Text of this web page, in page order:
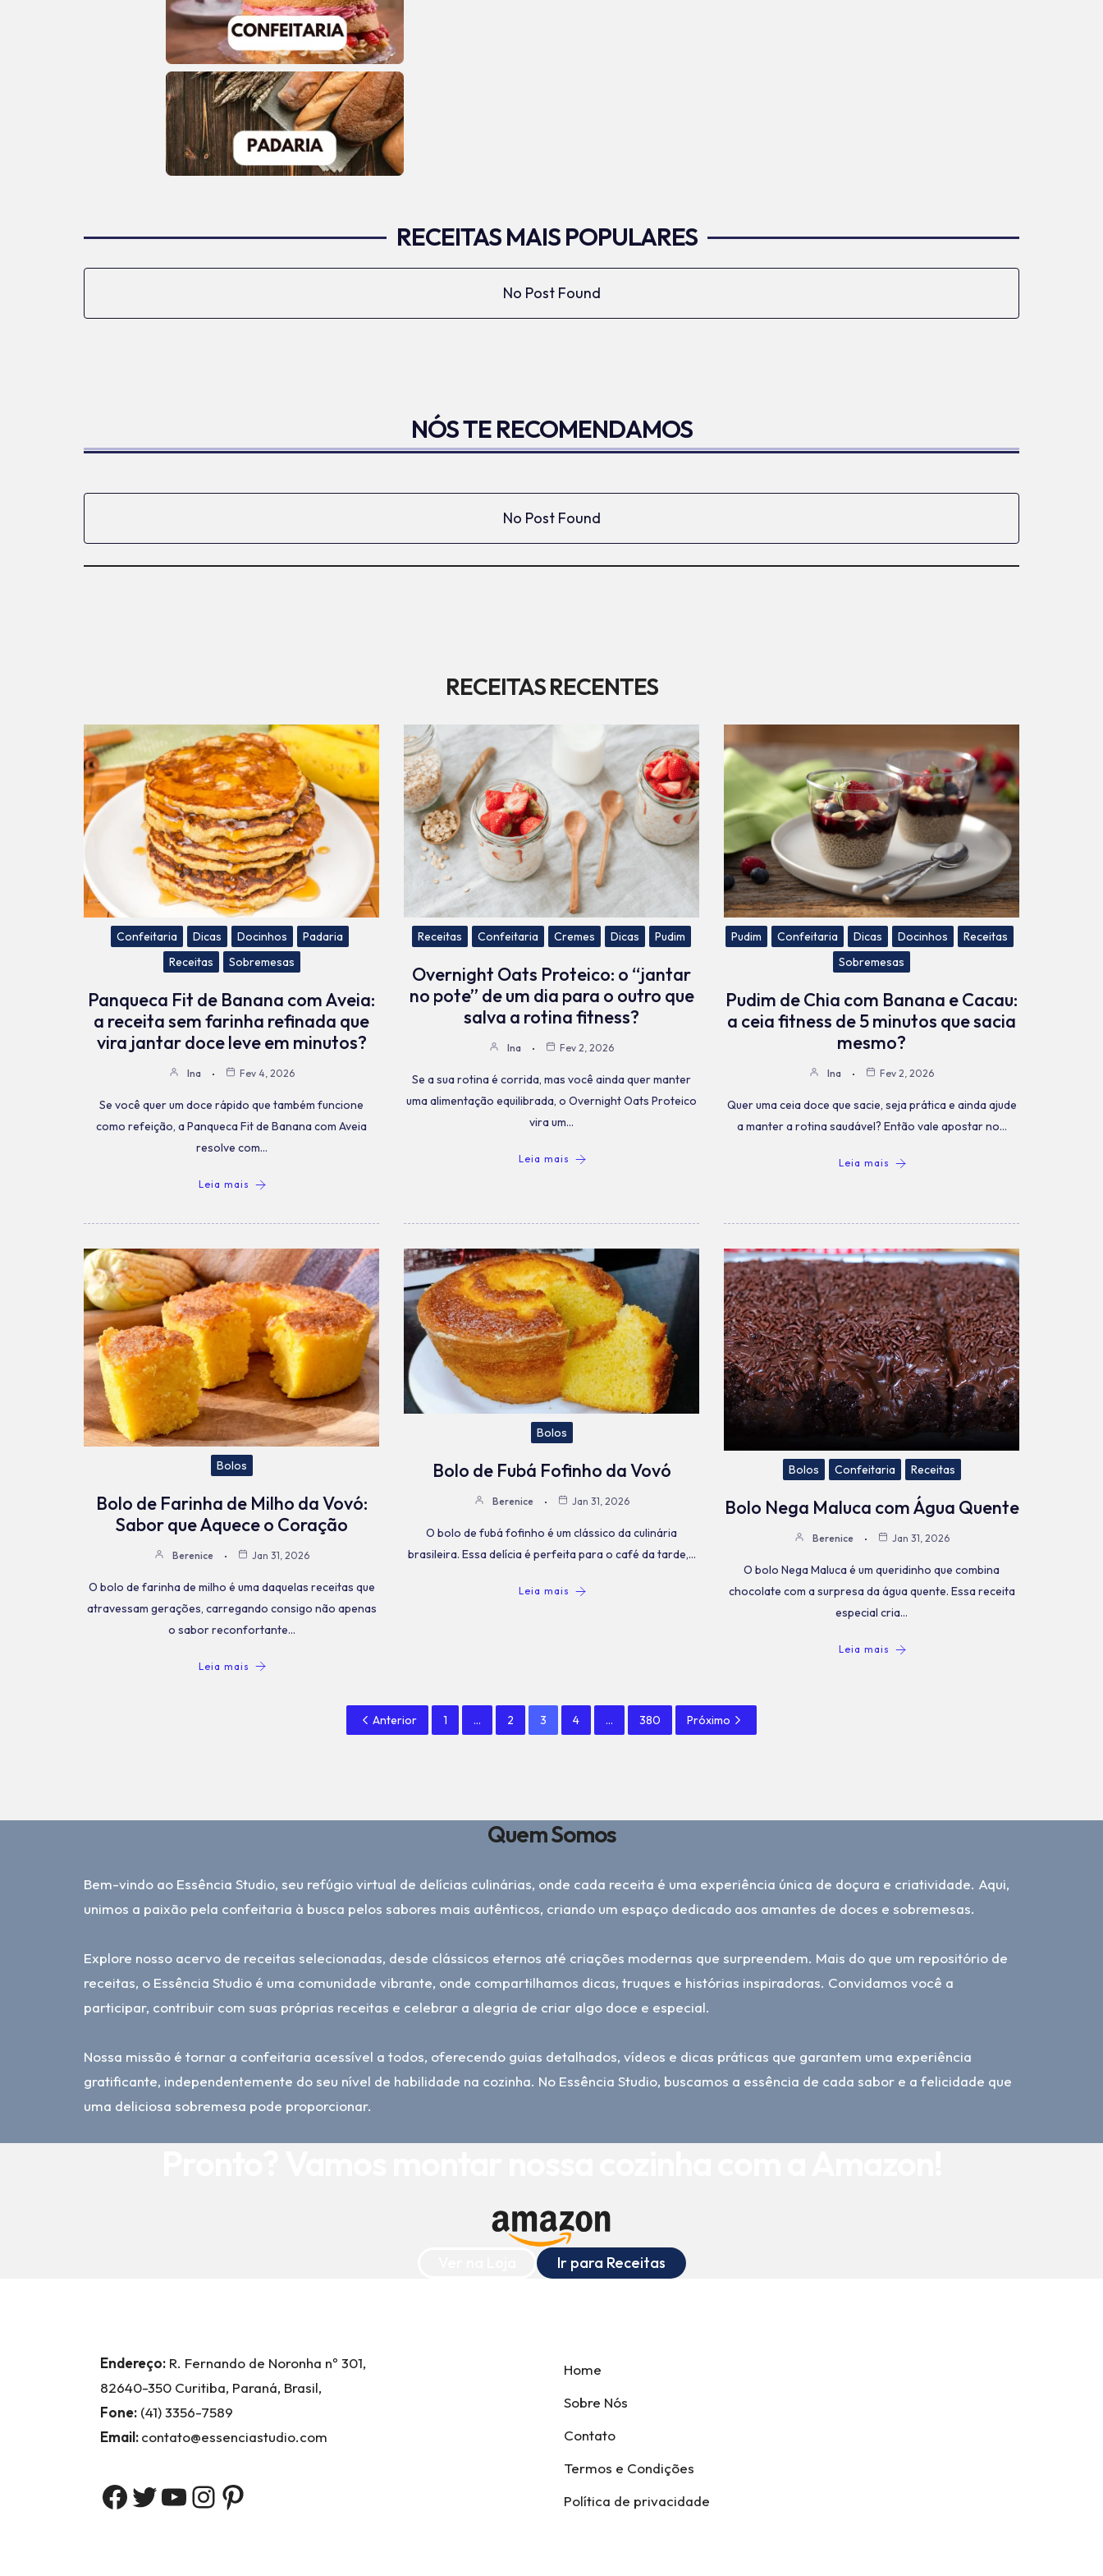
RECEITAS MAIS POPULARES
No Post Found
NÓS TE RECOMENDAMOS
No Post Found
RECEITAS RECENTES
Confeitaria Dicas Docinhos
Padaria
Receitas
Sobremesas
Panqueca Fit de Banana com Aveia:
a receita sem farinha refinada que
vira jantar doce leve em minutos?
Ina Fev 4, 2026
Se você quer um doce rápido que também funcione
como refeição, a Panqueca Fit de Banana com Aveia
resolve com…
Leia mais
Receitas Confeitaria Cremes Dicas Pudim
Overnight Oats Proteico: o “jantar
no pote” de um dia para o outro que
salva a rotina fitness?
Ina Fev 2, 2026
Se a sua rotina é corrida, mas você ainda quer manter
uma alimentação equilibrada, o Overnight Oats Proteico
vira um…
Leia mais
Pudim Confeitaria Dicas Docinhos
Receitas
Sobremesas
Pudim de Chia com Banana e Cacau:
a ceia fitness de 5 minutos que sacia
mesmo?
Ina Fev 2, 2026
Quer uma ceia doce que sacie, seja prática e ainda ajude
a manter a rotina saudável? Então vale apostar no…
Leia mais
Bolos
Bolo de Farinha de Milho da Vovó:
Sabor que Aquece o Coração
Berenice Jan 31, 2026
O bolo de farinha de milho é uma daquelas receitas que
atravessam gerações, carregando consigo não apenas
o sabor reconfortante…
Leia mais
Bolos
Bolo de Fubá Fofinho da Vovó
Berenice Jan 31, 2026
O bolo de fubá fofinho é um clássico da culinária
brasileira. Essa delícia é perfeita para o café da tarde,…
Leia mais
Bolos Confeitaria Receitas
Bolo Nega Maluca com Água Quente
Berenice Jan 31, 2026
O bolo Nega Maluca é um queridinho que combina
chocolate com a surpresa da água quente. Essa receita
especial cria…
Leia mais
Anterior 1 … 2 3 4 … 380 Próximo
Quem Somos
Bem-vindo ao Essência Studio, seu refúgio virtual de delícias culinárias, onde cada receita é uma experiência única de doçura e criatividade. Aqui,
unimos a paixão pela confeitaria à busca pelos sabores mais autênticos, criando um espaço dedicado aos amantes de doces e sobremesas.
Explore nosso acervo de receitas selecionadas, desde clássicos eternos até criações modernas que surpreendem. Mais do que um repositório de
receitas, o Essência Studio é uma comunidade vibrante, onde compartilhamos dicas, truques e histórias inspiradoras. Convidamos você a
participar, contribuir com suas próprias receitas e celebrar a alegria de criar algo doce e especial.
Nossa missão é tornar a confeitaria acessível a todos, oferecendo guias detalhados, vídeos e dicas práticas que garantem uma experiência
gratificante, independentemente do seu nível de habilidade na cozinha. No Essência Studio, buscamos a essência de cada sabor e a felicidade que
uma deliciosa sobremesa pode proporcionar.
Ir para Receitas
Endereço: R. Fernando de Noronha nº 301,
82640-350 Curitiba, Paraná, Brasil,
Fone: (41) 3356-7589
Email:contato@essenciastudio.com
Home
Sobre Nós
Contato
Termos e Condições
Política de privacidade